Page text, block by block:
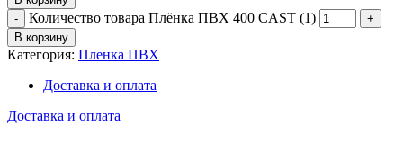
Количество товара Плёнка ПВХ 400 CAST (1)
В корзину
Категория: Пленка ПВХ
Доставка и оплата
Доставка и оплата